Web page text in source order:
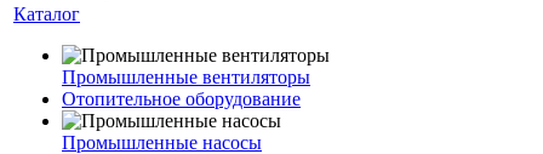
Каталог
Промышленные вентиляторы
Отопительное оборудование
Промышленные насосы